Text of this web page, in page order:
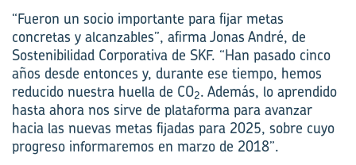
“Fueron un socio importante para fijar metas
concretas y alcanzables”, afirma Jonas André, de
Sostenibilidad Corporativa de SKF. “Han pasado cinco
años desde entonces y, durante ese tiempo, hemos
reducido nuestra huella de CO2. Además, lo aprendido
hasta ahora nos sirve de plataforma para avanzar
hacia las nuevas metas fijadas para 2025, sobre cuyo
progreso informaremos en marzo de 2018”.